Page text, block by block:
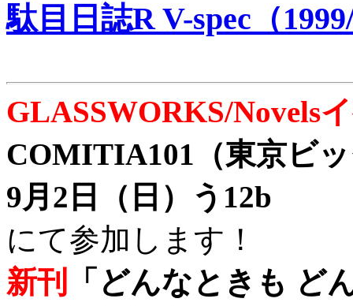
駄目日誌R V-spec（
GLASSWORKS/Novels
COMITIA101（東京ビ
9月2日（日）う12b
にて参加します！
新刊
「どんなときも ど